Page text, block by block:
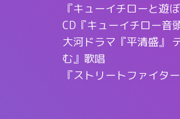
『キューイチローと遊ぼ
CD『キューイチロー音
大河ドラマ『平清盛』
む』歌唱
『ストリートファイタ